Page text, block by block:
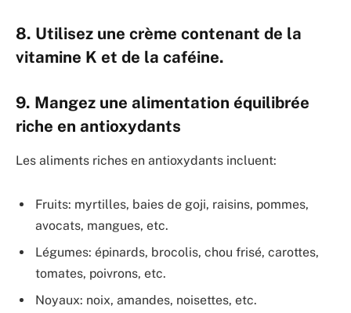
8. Utilisez une crème contenant de la
vitamine K et de la caféine.
9. Mangez une alimentation équilibrée
riche en antioxydants
Les aliments riches en antioxydants incluent:
Fruits: myrtilles, baies de goji, raisins, pommes,
avocats, mangues, etc.
Légumes: épinards, brocolis, chou frisé, carottes,
tomates, poivrons, etc.
Noyaux: noix, amandes, noisettes, etc.